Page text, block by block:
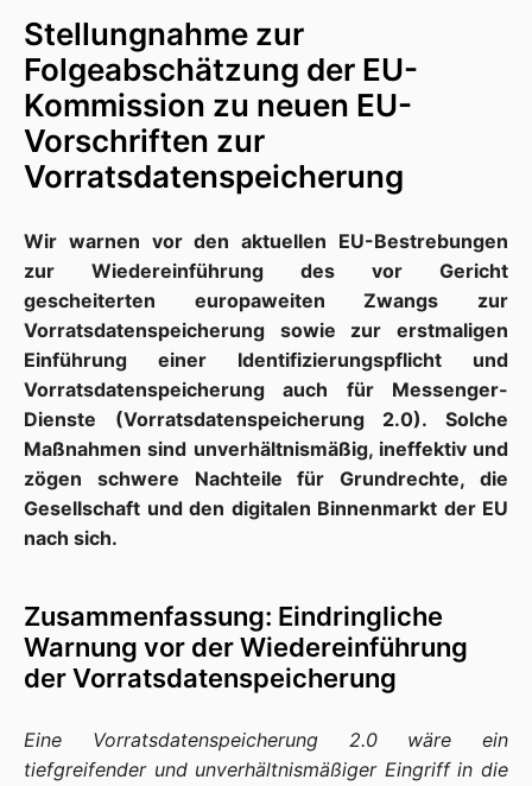
Stellungnahme zur
Folgeabschätzung der EU-
Kommission zu neuen EU-
Vorschriften zur
Vorratsdatenspeicherung
Wir warnen vor den aktuellen EU-Bestrebungen
zur Wiedereinführung des vor Gericht
gescheiterten europaweiten Zwangs zur
Vorratsdatenspeicherung sowie zur erstmaligen
Einführung einer Identifizierungspflicht und
Vorratsdatenspeicherung auch für Messenger-
Dienste (Vorratsdatenspeicherung 2.0). Solche
Maßnahmen sind unverhältnismäßig, ineffektiv und
zögen schwere Nachteile für Grundrechte, die
Gesellschaft und den digitalen Binnenmarkt der EU
nach sich.
Zusammenfassung: Eindringliche
Warnung vor der Wiedereinführung
der Vorratsdatenspeicherung
Eine Vorratsdatenspeicherung 2.0 wäre ein
tiefgreifender und unverhältnismäßiger Eingriff in die